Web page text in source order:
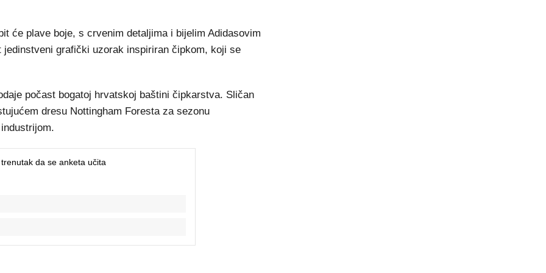
će plave boje, s crvenim detaljima i bijelim Adidasovim
grafički uzorak inspiriran čipkom, koji se
počast bogatoj hrvatskoj baštini čipkarstva. Sličan
dresu Nottingham Foresta za sezonu